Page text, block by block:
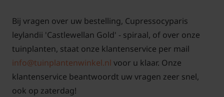
Bij vragen over uw bestelling, Cupressocyparis
leylandii 'Castlewellan Gold' - spiraal, of over onze
tuinplanten, staat onze klantenservice per mail
info@tuinplantenwinkel.nl voor u klaar. Onze
klantenservice beantwoordt uw vragen zeer snel,
ook op zaterdag!